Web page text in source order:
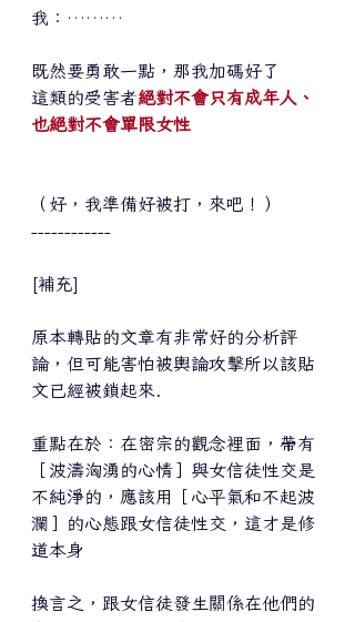
我：………
既然要勇敢一點，那我加碼好了
這類的受害者絕對不會只有成年人、
也絕對不會單限女性
（好，我準備好被打，來吧！）
------------
[補充]
原本轉貼的文章有非常好的分析評
論，但可能害怕被輿論攻擊所以該貼
文已經被鎖起來.
重點在於：在密宗的觀念裡面，帶有
［波濤洶湧的心情］與女信徒性交是
不純淨的，應該用［心平氣和不起波
瀾］的心態跟女信徒性交，這才是修
道本身
換言之，跟女信徒發生關係在他們的